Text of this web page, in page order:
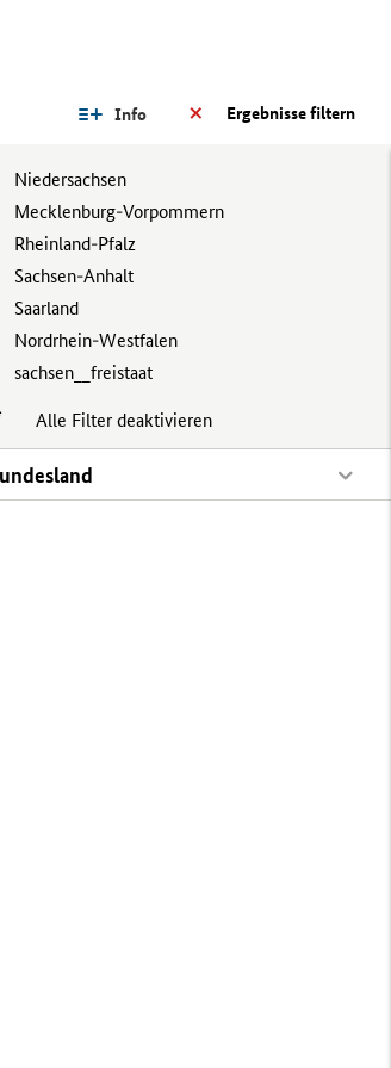
Ergebnisse filtern
Info
Niedersachsen
Mecklenburg-Vorpommern
Rheinland-Pfalz
Sachsen-Anhalt
Saarland
Nordrhein-Westfalen
sachsen__freistaat
Alle Filter deaktivieren